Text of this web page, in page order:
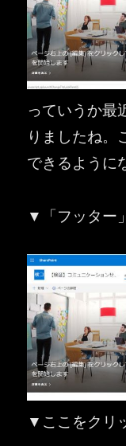
っていうか最
りましたね。
できるように
▼「フッター
▼ここをクリ